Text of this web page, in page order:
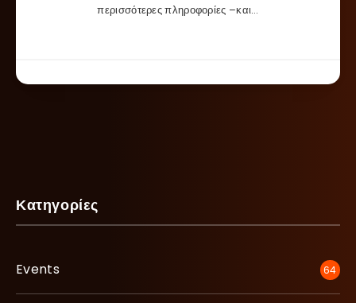
περισσότερες πληροφορίες –και…
Κατηγορίες
Events 64